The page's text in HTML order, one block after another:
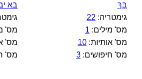
בָּךְ
גימטריה: 22
מס' מילים: 1
מס' אותיות:10
מס' חיפושים:3
בא
מס'
מס'
מס'